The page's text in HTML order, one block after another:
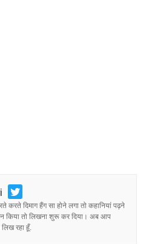
करते दिमाग हैंग सा होने लगा तो कहानियां पढ़ने
किया तो लिखना शुरू कर दिया। अब आप
रहा हूँ.